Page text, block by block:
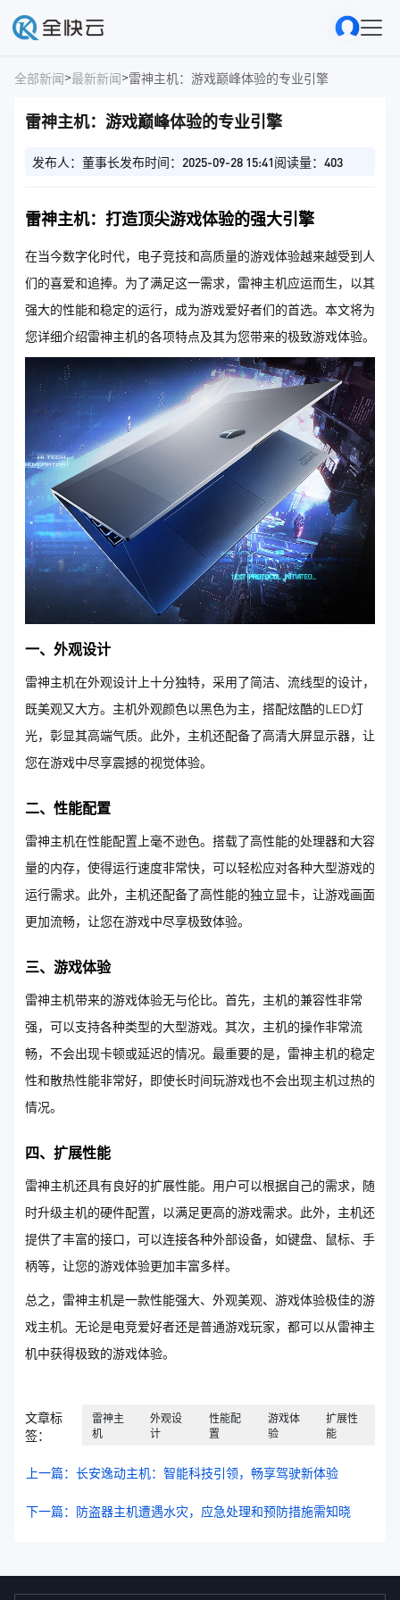
全部新闻>最新新闻>雷神主机：游戏巅峰体验的专业引擎
雷神主机：游戏巅峰体验的专业引擎
发布人：董事长发布时间：2025-09-28 15:41阅读量：403
雷神主机：打造顶尖游戏体验的强大引擎
在当今数字化时代，电子竞技和高质量的游戏体验越来越受到人
们的喜爱和追捧。为了满足这一需求，雷神主机应运而生，以其
强大的性能和稳定的运行，成为游戏爱好者们的首选。本文将为
您详细介绍雷神主机的各项特点及其为您带来的极致游戏体验。
一、外观设计
雷神主机在外观设计上十分独特，采用了简洁、流线型的设计，
既美观又大方。主机外观颜色以黑色为主，搭配炫酷的LED灯
光，彰显其高端气质。此外，主机还配备了高清大屏显示器，让
您在游戏中尽享震撼的视觉体验。
二、性能配置
雷神主机在性能配置上毫不逊色。搭载了高性能的处理器和大容
量的内存，使得运行速度非常快，可以轻松应对各种大型游戏的
运行需求。此外，主机还配备了高性能的独立显卡，让游戏画面
更加流畅，让您在游戏中尽享极致体验。
三、游戏体验
雷神主机带来的游戏体验无与伦比。首先，主机的兼容性非常
强，可以支持各种类型的大型游戏。其次，主机的操作非常流
畅，不会出现卡顿或延迟的情况。最重要的是，雷神主机的稳定
性和散热性能非常好，即使长时间玩游戏也不会出现主机过热的
情况。
四、扩展性能
雷神主机还具有良好的扩展性能。用户可以根据自己的需求，随
时升级主机的硬件配置，以满足更高的游戏需求。此外，主机还
提供了丰富的接口，可以连接各种外部设备，如键盘、鼠标、手
柄等，让您的游戏体验更加丰富多样。
总之，雷神主机是一款性能强大、外观美观、游戏体验极佳的游
戏主机。无论是电竞爱好者还是普通游戏玩家，都可以从雷神主
机中获得极致的游戏体验。
文章标
签：
雷神主
机
外观设
计
性能配
置
游戏体
验
扩展性
能
上一篇：长安逸动主机：智能科技引领，畅享驾驶新体验
下一篇：防盗器主机遭遇水灾，应急处理和预防措施需知晓